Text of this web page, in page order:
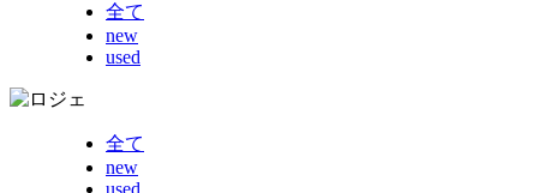
全て
new
used
全て
new
used